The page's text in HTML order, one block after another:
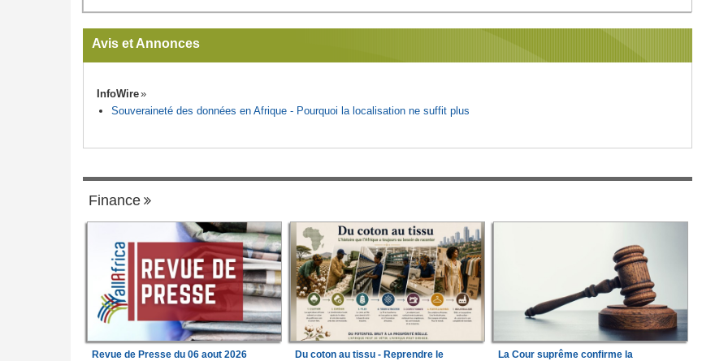
Avis et Annonces
InfoWire
Souveraineté des données en Afrique - Pourquoi la localisation ne suffit plus
Finance
Revue de Presse du 06 aout 2026
Du coton au tissu - Reprendre le
La Cour suprême confirme la